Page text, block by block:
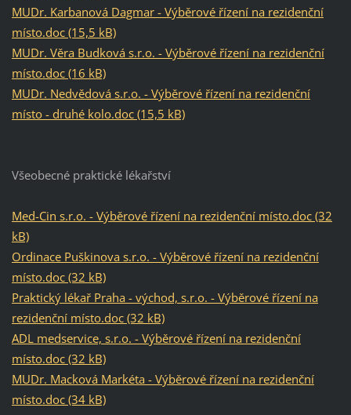
MUDr. Karbanová Dagmar - Výběrové řízení na rezidenční
místo.doc (15,5 kB)
MUDr. Věra Budková s.r.o. - Výběrové řízení na rezidenční
místo.doc (16 kB)
MUDr. Nedvědová s.r.o. - Výběrové řízení na rezidenční
místo - druhé kolo.doc (15,5 kB)
Všeobecné praktické lékařství
Med-Cin s.r.o. - Výběrové řízení na rezidenční místo.doc (32
kB)
Ordinace Puškinova s.r.o. - Výběrové řízení na rezidenční
místo.doc (32 kB)
Praktický lékař Praha - východ, s.r.o. - Výběrové řízení na
rezidenční místo.doc (32 kB)
ADL medservice, s.r.o. - Výběrové řízení na rezidenční
místo.doc (32 kB)
MUDr. Macková Markéta - Výběrové řízení na rezidenční
místo.doc (34 kB)